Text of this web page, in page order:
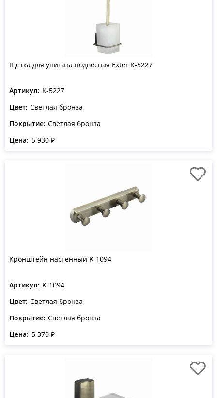
Щетка для унитаза подвесная Exter K-5227
Артикул: K-5227
Цвет: Светлая бронза
Покрытие: Светлая бронза
Цена: 5 930 ₽
Кронштейн настенный K-1094
Артикул: K-1094
Цвет: Светлая бронза
Покрытие: Светлая бронза
Цена: 5 370 ₽